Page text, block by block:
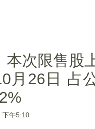
本次限售股
月26日 占
下午5:10